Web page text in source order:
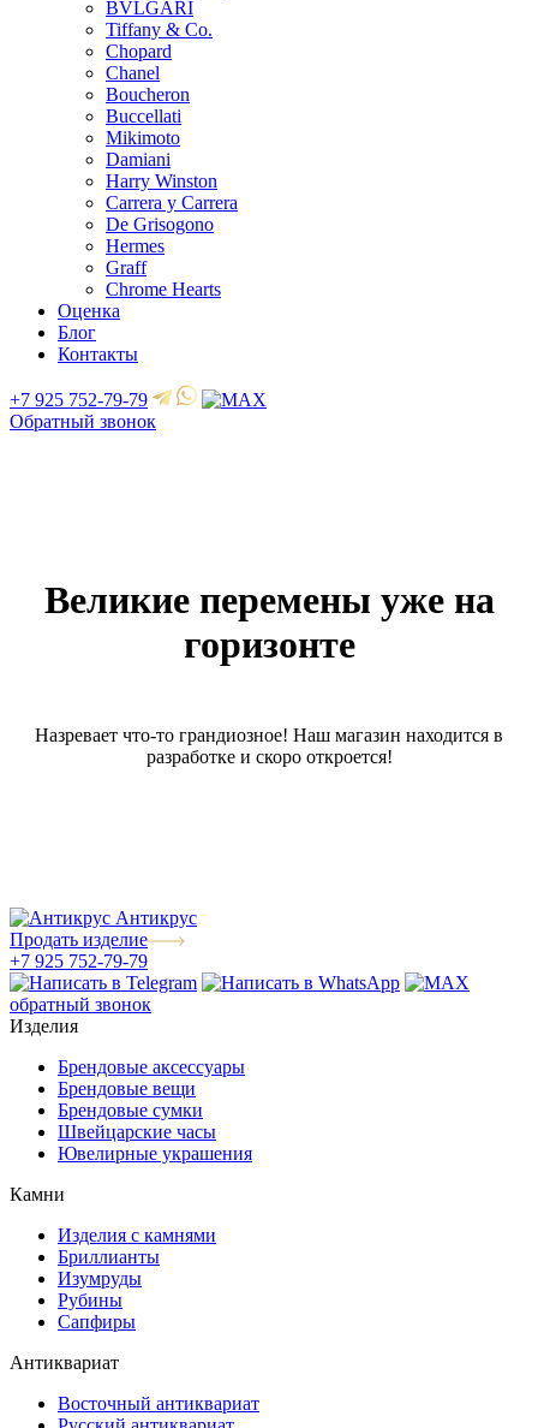
BVLGARI
Tiffany & Co.
Chopard
Chanel
Boucheron
Buccellati
Mikimoto
Damiani
Harry Winston
Carrera y Carrera
De Grisogono
Hermes
Graff
Chrome Hearts
Оценка
Блог
Контакты
+7 925 752-79-79
Обратный звонок
Великие перемены уже на
горизонте
Назревает что-то грандиозное! Наш магазин находится в
разработке и скоро откроется!
Антикрус
Продать изделие
+7 925 752-79-79
обратный звонок
Изделия
Брендовые аксессуары
Брендовые вещи
Брендовые сумки
Швейцарские часы
Ювелирные украшения
Камни
Изделия с камнями
Бриллианты
Изумруды
Рубины
Сапфиры
Антиквариат
Восточный антиквариат